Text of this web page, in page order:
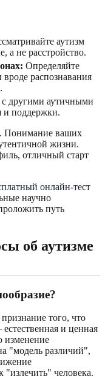
аутизм
а не расстройство.
Определяйте
распознавания
другими аутичными
поддержки.
Понимание ваших
жизни.
отличный старт
онлайн-тест
научно
путь
об аутизме
того, что
и ценная
изменение
"модель различий",
человека.